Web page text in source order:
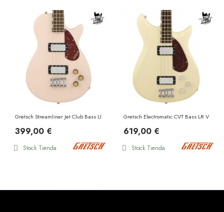
Gretsch Streamliner Jet Club Bass LR Shell Pink
399,00 €
Stock Tienda
Gretsch Electromatic CVT Bass LR
619,00 €
Stock Tienda